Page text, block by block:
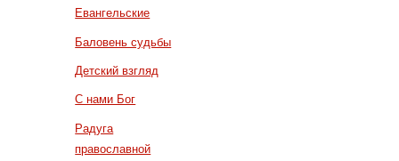
Евангельские
Баловень судьбы
Детский взгляд
С нами Бог
Радуга
православной